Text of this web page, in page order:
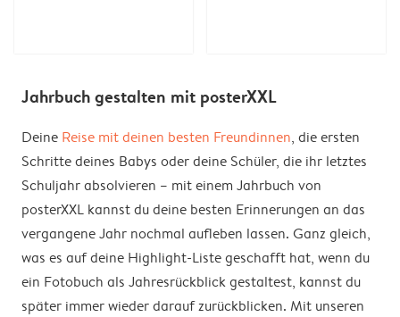
Jahrbuch gestalten mit posterXXL
Deine Reise mit deinen besten Freundinnen, die ersten
Schritte deines Babys oder deine Schüler, die ihr letztes
Schuljahr absolvieren – mit einem Jahrbuch von
posterXXL kannst du deine besten Erinnerungen an das
vergangene Jahr nochmal aufleben lassen. Ganz gleich,
was es auf deine Highlight-Liste geschafft hat, wenn du
ein Fotobuch als Jahresrückblick gestaltest, kannst du
später immer wieder darauf zurückblicken. Mit unseren